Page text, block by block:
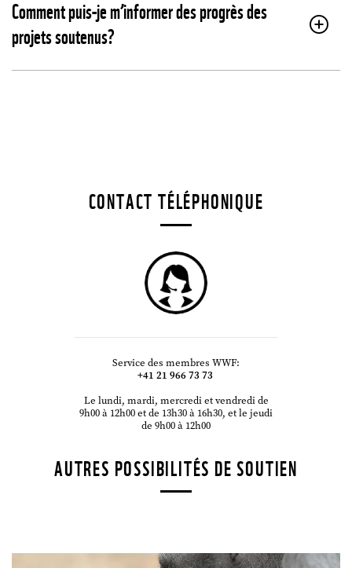
Comment puis-je m’informer des progrès des
projets soutenus?
CONTACT TÉLÉPHONIQUE
Service des membres WWF:
+41 21 966 73 73
Le lundi, mardi, mercredi et vendredi de
9h00 à 12h00 et de 13h30 à 16h30, et le jeudi
de 9h00 à 12h00
AUTRES POSSIBILITÉS DE SOUTIEN